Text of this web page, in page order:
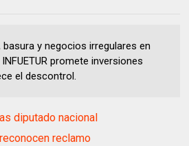
basura y negocios irregulares en
promete inversiones
el descontrol.
diputado nacional
reclamo